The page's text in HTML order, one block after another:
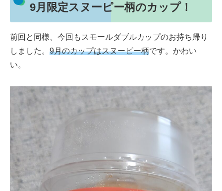
9月限定スヌーピー柄のカップ！
前回と同様、今回もスモールダブルカップのお持ち帰り
しました。 9月のカップはスヌーピー柄です。かわい
い。